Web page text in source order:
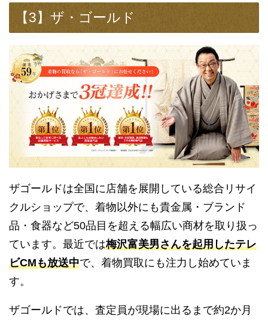
【3】ザ・ゴールド
ザゴールドは全国に店舗を展開している総合リサイ
クルショップで、着物以外にも貴金属・ブランド
品・食器など50品目を超える幅広い商材を取り扱っ
ています。最近では梅沢富美男さんを起用したテレ
ビCMも放送中で、着物買取にも注力し始めていま
す。
ザゴールドでは、査定員が現場に出るまで約2か月